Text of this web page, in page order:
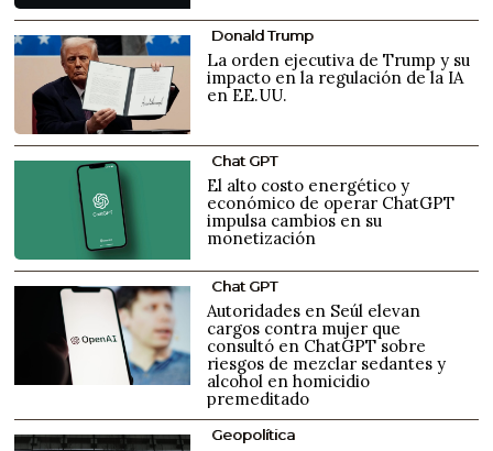
Donald Trump
La orden ejecutiva de Trump y su
impacto en la regulación de la IA
en EE.UU.
Chat GPT
El alto costo energético y
económico de operar ChatGPT
impulsa cambios en su
monetización
Chat GPT
Autoridades en Seúl elevan
cargos contra mujer que
consultó en ChatGPT sobre
riesgos de mezclar sedantes y
alcohol en homicidio
premeditado
Geopolítica